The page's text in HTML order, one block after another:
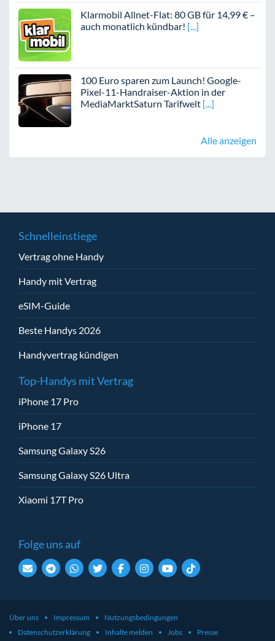
Klarmobil Allnet-Flat: 80 GB für 14,99 € –
auch monatlich kündbar!
100 Euro sparen zum Launch! Google-
Pixel-11-Handraiser-Aktion in der
MediaMarktSaturn Tarifwelt
Alle anzeigen
Schnelleinstiege
Vertrag ohne Handy
Handy mit Vertrag
eSIM-Guide
Beste Handys 2026
Handyvertrag kündigen
Top-Handys mit Vertrag
iPhone 17 Pro
iPhone 17
Samsung Galaxy S26
Samsung Galaxy S26 Ultra
Xiaomi 17T Pro
Folge uns auf
Über uns Impressum
Nutzungsbedingungen
Datenschutzerklärung
Inhalte melden Jobs Presse